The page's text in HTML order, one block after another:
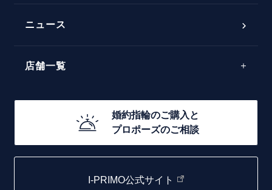
ラインメレ
モード
エレガント
30万円台～
20万円台～
10万円台～
ニュース
店舗一覧
函館店
取扱店)エヴァンスブライダル 旭川本店
婚約指輪のご購入と
プロポーズのご相談
I-PRIMO公式サイト